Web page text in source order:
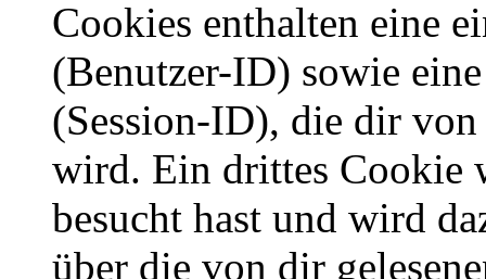
Cookies enthalten eine
(Benutzer-ID) sowie
(Session-ID), die dir
wird. Ein drittes Cookie
besucht hast und wird
über die von dir